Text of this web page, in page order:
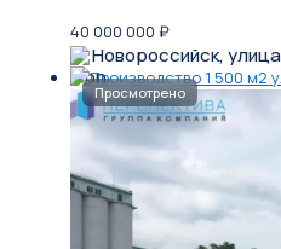
40 000 000 ₽
Новороссийск,